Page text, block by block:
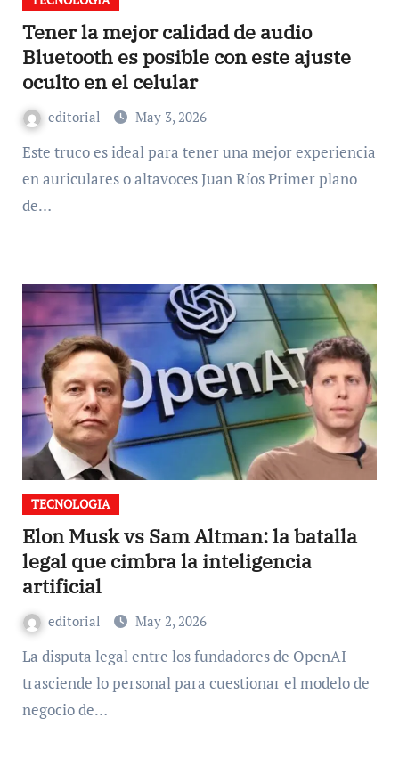
Tener la mejor calidad de audio
Bluetooth es posible con este ajuste
oculto en el celular
editorial May 3, 2026
Este truco es ideal para tener una mejor experiencia
en auriculares o altavoces Juan Ríos Primer plano
de…
TECNOLOGIA
Elon Musk vs Sam Altman: la batalla
legal que cimbra la inteligencia
artificial
editorial May 2, 2026
La disputa legal entre los fundadores de OpenAI
trasciende lo personal para cuestionar el modelo de
negocio de…